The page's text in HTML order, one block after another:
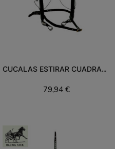
CUCALAS ESTIRAR CUADRADAS 246 RT
79,94 €
Añadir al carrito